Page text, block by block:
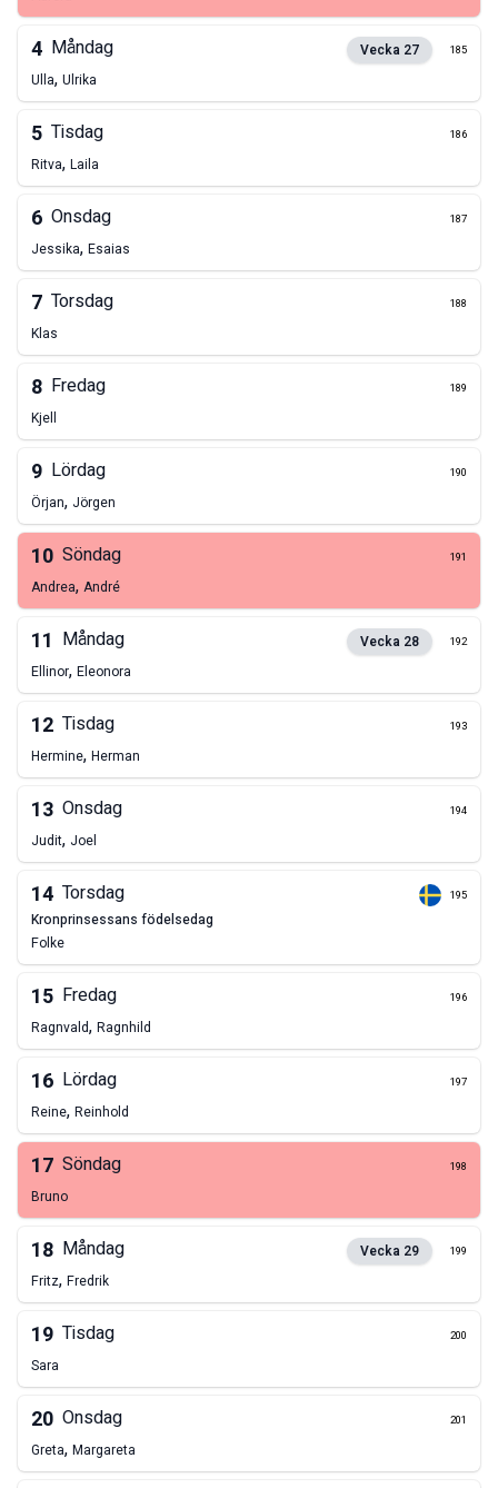
4 Måndag Vecka 27 185
Ulla, Ulrika
5 Tisdag 186
Ritva, Laila
6 Onsdag 187
Jessika, Esaias
7 Torsdag 188
Klas
8 Fredag 189
Kjell
9 Lördag 190
Örjan, Jörgen
10 Söndag 191
Andrea, André
11 Måndag Vecka 28 192
Ellinor, Eleonora
12 Tisdag 193
Hermine, Herman
13 Onsdag 194
Judit, Joel
14 Torsdag 195
kronprinsessans födelsedag
Folke
15 Fredag 196
Ragnvald, Ragnhild
16 Lördag 197
Reine, Reinhold
17 Söndag 198
Bruno
18 Måndag Vecka 29 199
Fritz, Fredrik
19 Tisdag 200
Sara
20 Onsdag 201
Greta, Margareta